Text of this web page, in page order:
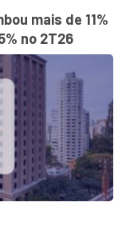
mais de 11%
no 2T26